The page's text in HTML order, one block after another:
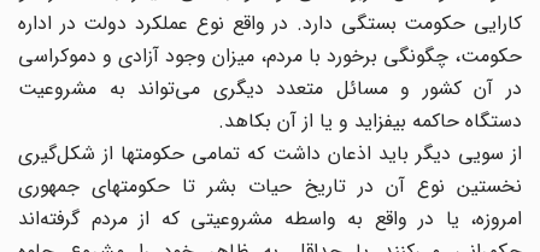
کارایی حکومت بستگی دارد. در واقع نوع عملکرد دولت در اداره
حکومت، چگونگی برخورد با مردم، میزان وجود آزادی و دموکراسی
در آن کشور و مسائل متعدد دیگری می‌تواند به مشروعیت
دستگاه حاکمه بیفزاید و یا از آن بکاهد.
از سویی دیگر باید اذعان داشت که تمامی حکومتها از شکل‌گیری
نخستین نوع آن در تاریخ حیات بشر تا حکومتهای جمهوری
امروزه، یا در واقع به واسطه مشروعیتی که از مردم گرفته‌اند